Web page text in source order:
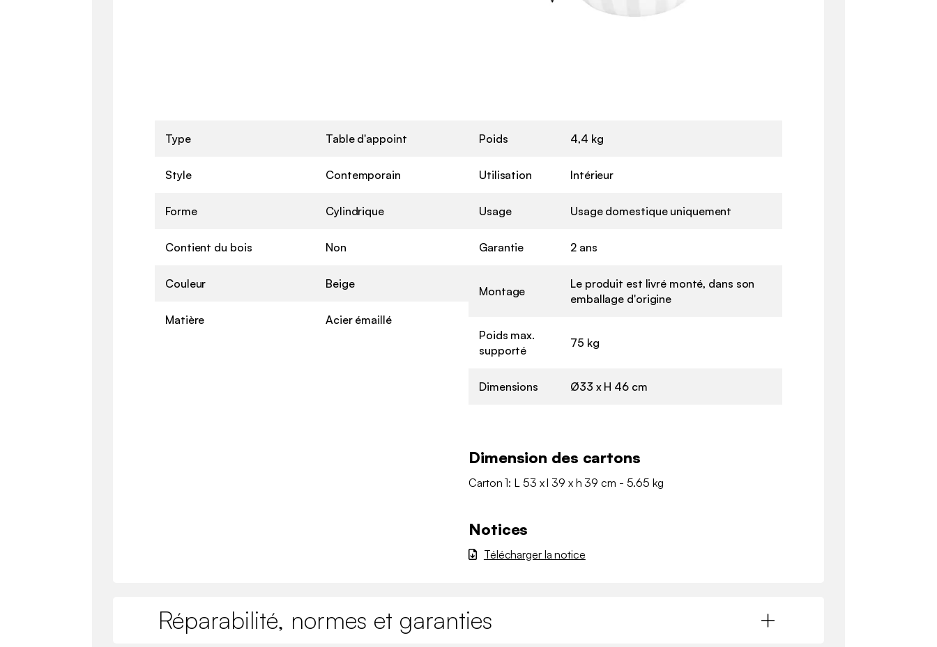
Type Table d'appoint
Style Contemporain
Forme Cylindrique
Contient du bois Non
Couleur Beige
Matière Acier émaillé
Poids 4,4 kg
Utilisation Intérieur
Usage Usage domestique uniquement
Garantie 2 ans
Montage
Le produit est livré monté, dans son
emballage d'origine
Poids max.
supporté
75 kg
Dimensions Ø33 x H 46 cm
Dimension des cartons
Carton 1: L 53 x l 39 x h 39 cm - 5.65 kg
Notices
Télécharger la notice
Réparabilité, normes et garanties